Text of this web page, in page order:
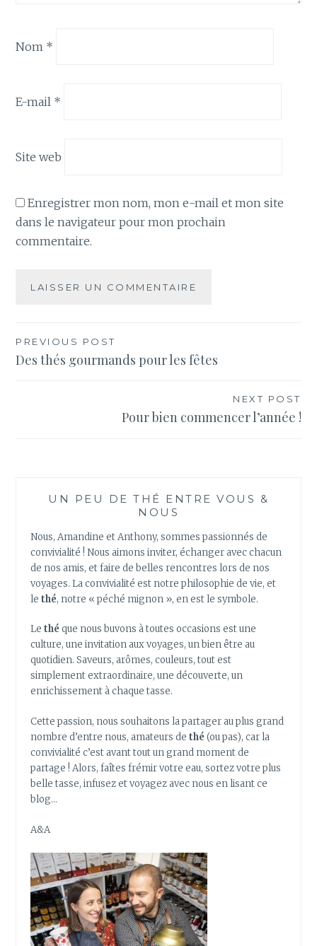
Nom *
E-mail *
Site web
Enregistrer mon nom, mon e-mail et mon site
dans le navigateur pour mon prochain
commentaire.
Navigation
de
PREVIOUS POST
Des thés gourmands pour les fêtes
NEXT POST
Pour bien commencer l’année !
UN PEU DE THÉ ENTRE VOUS &
NOUS
Nous, Amandine et Anthony, sommes passionnés de
convivialité ! Nous aimons inviter, échanger avec chacun
de nos amis, et faire de belles rencontres lors de nos
voyages. La convivialité est notre philosophie de vie, et
lethé, notre « péché mignon », en est le symbole.
Lethé que nous buvons à toutes occasions est une
culture, une invitation aux voyages, un bien être au
quotidien. Saveurs, arômes, couleurs, tout est
simplement extraordinaire, une découverte, un
enrichissement à chaque tasse.
Cette passion, nous souhaitons la partager au plus grand
nombre d’entre nous, amateurs de thé (ou pas), car la
convivialité c’est avant tout un grand moment de
partage ! Alors, faîtes frémir votre eau, sortez votre plus
belle tasse, infusez et voyagez avec nous en lisant ce
blog…
A&A